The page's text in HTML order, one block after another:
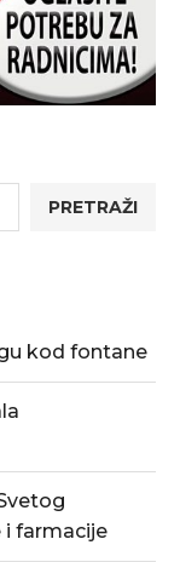
PRETRAŽI
kod fontane
i farmacije